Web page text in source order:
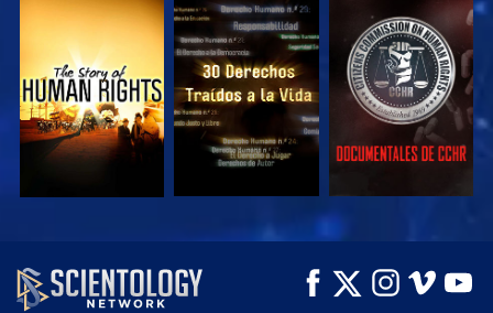
VE VE VE
VE
EXPLORA LAS
SERIES